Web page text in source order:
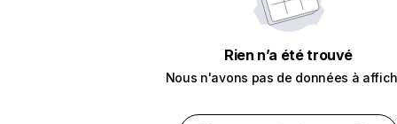
Rien n’a été trouvé
Nous n'avons pas de données à